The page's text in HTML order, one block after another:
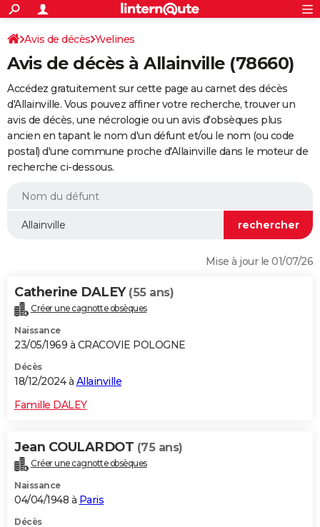
ACTUALITÉS
Politique
Société
Faits Divers
Education
Monde
Villes
+
SPORT
Coupe du monde 2026
Football
Tennis
Cyclisme
Rugby
Forum
Programme TV
TNT
Streaming
Cinéma
Sorties cinéma
Musique
+
FINANCE
Retraite
Impôts
Epargne
Immobilier
Risques naturels par ville
Banque
Assurance
Crédit
AUTO
Essais
Réserver un essai
Citadines
Berlines
SUV
Forum auto
+HIGH-TECH
BRICOLAGE
WEEK-END
Alimentation
Guide de la santé
Maladies
Médicaments
Sommeil
VOYAGE
Destinations
City break
Voyage nature
Voyage de noces
Forum
Climat
+PHOTO
GUIDES D'ACHAT
Carte de Noël
Carte Bonne année
Carte Saint-Valentin
Carte Pâques
Carte d'anniversaire
DICTIONNAIRE
Dictionnaire
Biographies
Citations
Expressions
Proverbes
PROGRAMME TV
Avis de décès Yvelines
Avis de décès à Allainville (78660)
Accédez gratuitement sur cette page au carnet des décès
d'Allainville. Vous pouvez affiner votre recherche, trouver un
avis de décès, une nécrologie ou un avis d'obsèques plus
ancien en tapant le nom d'un défunt et/ou le nom (ou code
postal) d'une commune proche d'Allainville dans le moteur de
recherche ci-dessous.
Mise à jour le 01/07/26
Catherine DALEY (55 ans)
Créer une cagnotte obsèques
Naissance
23/05/1969 à CRACOVIE POLOGNE
Décès
18/12/2024 à Allainville
Famille DALEY
Jean COULARDOT (75 ans)
Créer une cagnotte obsèques
Naissance
04/04/1948 à Paris
Décès